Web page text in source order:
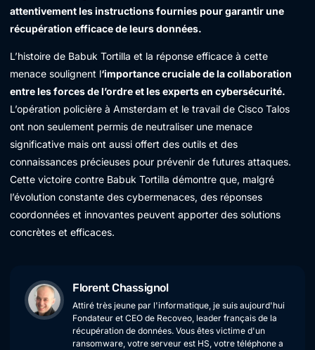
attentivement les instructions fournies pour garantir une
récupération efficace de leurs données.
L’histoire de Babuk Tortilla et la réponse efficace à cette
menace soulignent l‘importance cruciale de la collaboration
entre les forces de l’ordre et les experts en cybersécurité.
L’opération policière à Amsterdam et le travail de Cisco Talos
ont non seulement permis de neutraliser une menace
significative mais ont aussi offert des outils et des
connaissances précieuses pour prévenir de futures attaques.
Cette victoire contre Babuk Tortilla démontre que, malgré
l’évolution constante des cybermenaces, des réponses
coordonnées et innovantes peuvent apporter des solutions
concrètes et efficaces.
Florent Chassignol
Attiré très jeune par l'informatique, je suis aujourd'hui
Fondateur et CEO de Recoveo, leader français de la
récupération de données. Vous êtes victime d'un
ransomware, votre serveur est HS, votre téléphone a